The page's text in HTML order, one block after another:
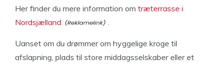
Her finder du mere information om træterrasse i
Nordsjælland
Uanset om du drømmer om hyggelige kroge til
afslapning, plads til store middagsselskaber eller et